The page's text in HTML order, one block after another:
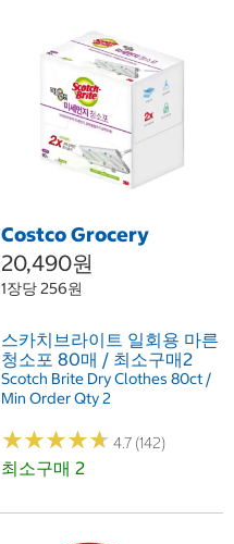
Costco Grocery
20,490원
1장당 256원
스카치브라이트 일회용 마른
청소포 80매 / 최소구매2
Scotch Brite Dry Clothes 80ct /
Min Order Qty 2
★★★★★
★★★★★ 4.7 (142)
최소구매 2